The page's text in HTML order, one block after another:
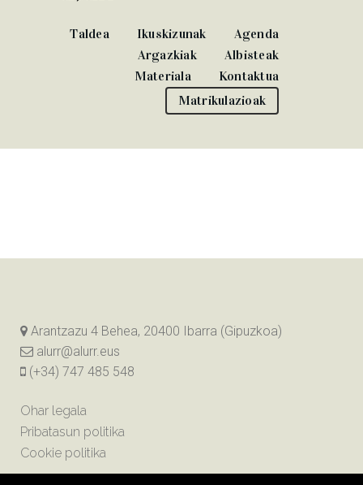
Taldea Ikuskizunak
Agenda
Argazkiak
Albisteak
Materiala
Kontaktua
Matrikulazioak
Arantzazu 4 Behea, 20400 Ibarra (Gipuzkoa)
alurr@alurr.eus
(+34) 747 485 548
Ohar legala
Pribatasun politika
Cookie politika